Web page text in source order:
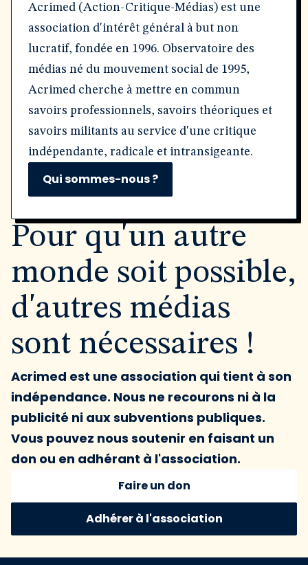
Acrimed (Action-Critique-Médias) est une
association d'intérêt général à but non
lucratif, fondée en 1996. Observatoire des
médias né du mouvement social de 1995,
Acrimed cherche à mettre en commun
savoirs professionnels, savoirs théoriques et
savoirs militants au service d'une critique
indépendante, radicale et intransigeante.
Qui sommes-nous ?
Pour qu'un autre
monde soit possible,
d'autres médias
sont nécessaires !
Acrimed est une association qui tient à son
indépendance. Nous ne recourons ni à la
publicité ni aux subventions publiques.
Vous pouvez nous soutenir en faisant un
don ou en adhérant à l'association.
Faire un don
Adhérer à l'association